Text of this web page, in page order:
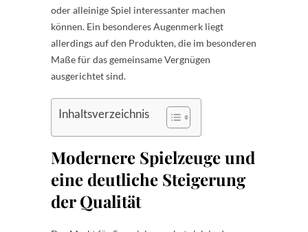
oder alleinige Spiel interessanter machen
können. Ein besonderes Augenmerk liegt
allerdings auf den Produkten, die im besonderen
Maße für das gemeinsame Vergnügen
ausgerichtet sind.
Inhaltsverzeichnis
Modernere Spielzeuge und
eine deutliche Steigerung
der Qualität